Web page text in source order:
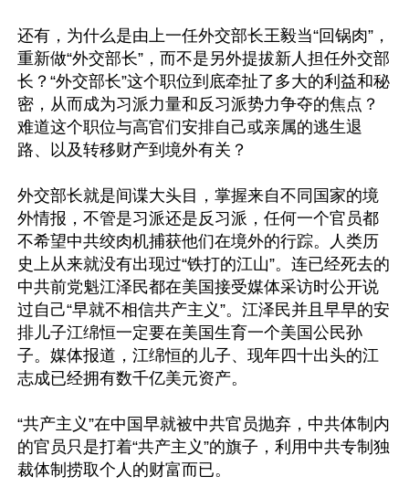
还有，为什么是由上一任外交部长王毅当“回锅肉”，
重新做“外交部长”，而不是另外提拔新人担任外交部
长？“外交部长”这个职位到底牵扯了多大的利益和秘
密，从而成为习派力量和反习派势力争夺的焦点？
难道这个职位与高官们安排自己或亲属的逃生退
路、以及转移财产到境外有关？
外交部长就是间谍大头目，掌握来自不同国家的境
外情报，不管是习派还是反习派，任何一个官员都
不希望中共绞肉机捕获他们在境外的行踪。人类历
史上从来就没有出现过“铁打的江山”。连已经死去的
中共前党魁江泽民都在美国接受媒体采访时公开说
过自己“早就不相信共产主义”。江泽民并且早早的安
排儿子江绵恒一定要在美国生育一个美国公民孙
子。媒体报道，江绵恒的儿子、现年四十出头的江
志成已经拥有数千亿美元资产。
“共产主义”在中国早就被中共官员抛弃，中共体制内
的官员只是打着“共产主义”的旗子，利用中共专制独
裁体制捞取个人的财富而已。